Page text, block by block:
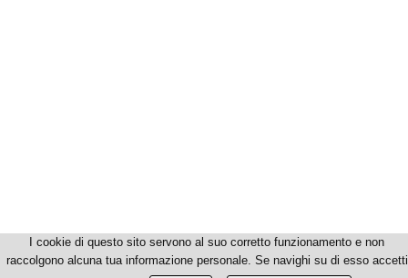
I cookie di questo sito servono al suo corretto funzionamento e non
raccolgono alcuna tua informazione personale. Se navighi su di esso accetti